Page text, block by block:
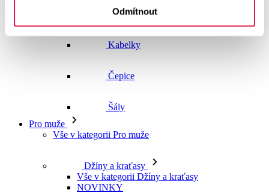
Odmítnout
Peněženky
Kabelky
Čepice
Šály
Pro muže
Vše v kategorii Pro muže
Džíny a kraťasy
Vše v kategorii Džíny a kraťasy
NOVINKY